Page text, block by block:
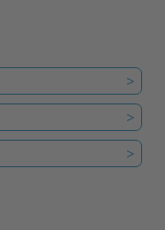
>
>
>